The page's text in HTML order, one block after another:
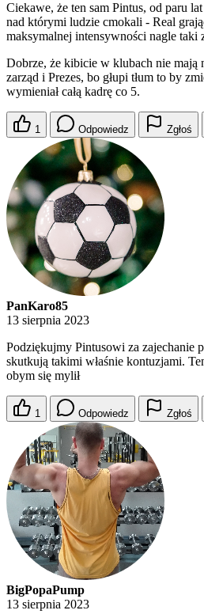
Ciekawe, że ten sam Pintus, od paru
nad którymi ludzie cmokali - Real
maksymalnej intensywności nagle taki
Dobrze, że kibicie w klubach nie mają
zarząd i Prezes, bo głupi tłum to by
wymieniał całą kadrę co 5.
1 Odpowiedz Zgłoś
PanKaro85
13 sierpnia 2023
Podziękujmy Pintusowi za zajechanie
skutkują takimi właśnie kontuzjami.
obym się mylił
1 Odpowiedz Zgłoś
BigPopaPump
13 sierpnia 2023